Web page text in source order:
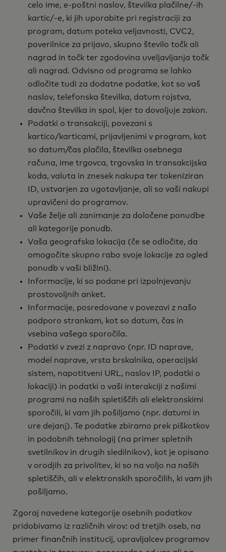
celo ime, e-poštni naslov, številka plačilne/-ih
kartic/-e, ki jih uporabite pri registraciji za
program, datum poteka veljavnosti, CVC2,
poverilnice za prijavo, skupno število točk ali
nagrad in točk ter zgodovina uveljavljanja točk
ali nagrad. Odvisno od programa se lahko
odločite tudi za dodatne podatke, kot so vaš
naslov, telefonska številka, datum rojstva,
davčna številka in spol, kjer to dovoljuje zakon.
Podatki o transakciji, povezani s
kartico/karticami, prijavljenimi v program, kot
so datum/čas plačila, številka osebnega
računa, ime trgovca, trgovska in transakcijska
koda, valuta in znesek nakupa ter tokeniziran
ID, ustvarjen za ugotavljanje, ali so vaši nakupi
upravičeni do programov.
Vaše želje ali zanimanje za določene ponudbe
ali kategorije ponudb.
Vaša geografska lokacija (če se odločite, da
omogočite skupno rabo svoje lokacije za ogled
ponudb v vaši bližini).
Informacije, ki so podane pri izpolnjevanju
prostovoljnih anket.
Informacije, posredovane v povezavi z našo
podporo strankam, kot so datum, čas in
vsebina vašega sporočila.
Podatki v zvezi z napravo (npr. ID naprave,
model naprave, vrsta brskalnika, operacijski
sistem, napotitveni URL, naslov IP, podatki o
lokaciji) in podatki o vaši interakciji z našimi
programi na naših spletiščih ali elektronskimi
sporočili, ki vam jih pošiljamo (npr. datumi in
ure dejanj). Te podatke zbiramo prek piškotkov
in podobnih tehnologij (na primer spletnih
svetilnikov in drugih sledilnikov), kot je opisano
v orodjih za privolitev, ki so na voljo na naših
spletiščih, ali v elektronskih sporočilih, ki vam jih
pošiljamo.
Zgoraj navedene kategorije osebnih podatkov
pridobivamo iz različnih virov: od tretjih oseb, na
primer finančnih institucij, upravljalcev programov